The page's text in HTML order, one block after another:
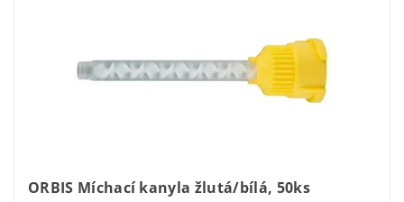
ORBIS Míchací kanyla žlutá/bílá, 50ks